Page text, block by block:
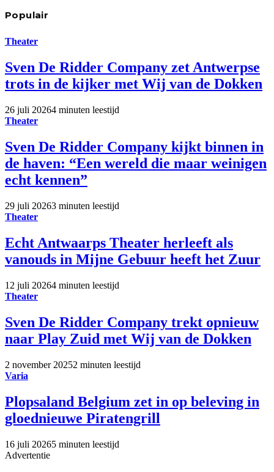
Populair
Theater
Sven De Ridder Company zet Antwerpse
trots in de kijker met Wij van de Dokken
26 juli 20264 minuten leestijd
Theater
Sven De Ridder Company kijkt binnen in
de haven: “Een wereld die maar weinigen
echt kennen”
29 juli 20263 minuten leestijd
Theater
Echt Antwaarps Theater herleeft als
vanouds in Mijne Gebuur heeft het Zuur
12 juli 20264 minuten leestijd
Theater
Sven De Ridder Company trekt opnieuw
naar Play Zuid met Wij van de Dokken
2 november 20252 minuten leestijd
Varia
Plopsaland Belgium zet in op beleving in
gloednieuwe Piratengrill
16 juli 20265 minuten leestijd
Advertentie